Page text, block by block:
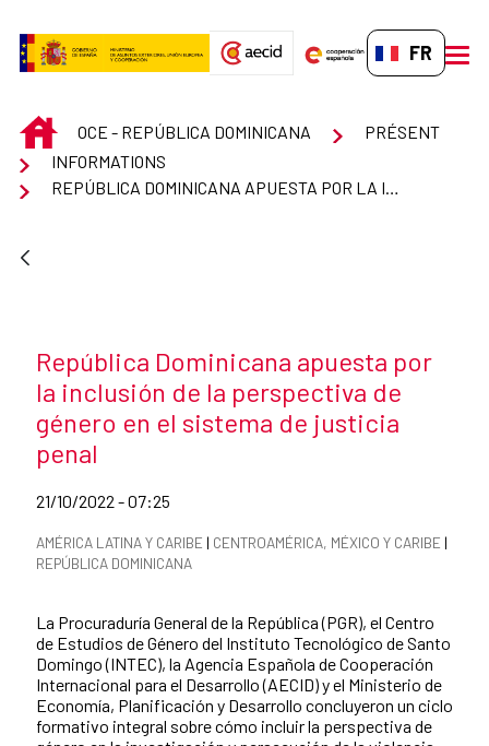
FR-FR
INICIOOCE - REPÚBLICA DOMINICANA
PRÉSENT
INFORMATIONS
Título de la noticia
República Dominicana apuesta por
la inclusión de la perspectiva de
género en el sistema de justicia
penal
Fecha de publicación de la noticia
21/10/2022 - 07:25
Categorías de la noticia
AMÉRICA LATINA Y CARIBE | CENTROAMÉRICA, MÉXICO Y CARIBE |
REPÚBLICA DOMINICANA
La Procuraduría General de la República (PGR), el Centro
de Estudios de Género del Instituto Tecnológico de Santo
Domingo (INTEC), la Agencia Española de Cooperación
Internacional para el Desarrollo (AECID) y el Ministerio de
Economía, Planificación y Desarrollo concluyeron un ciclo
formativo integral sobre cómo incluir la perspectiva de